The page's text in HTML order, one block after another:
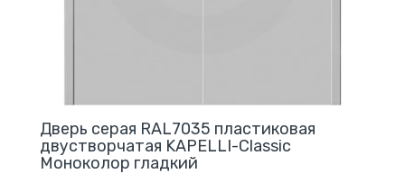
Дверь серая RAL7035 пластиковая
двустворчатая KAPELLI-Classic
Моноколор гладкий